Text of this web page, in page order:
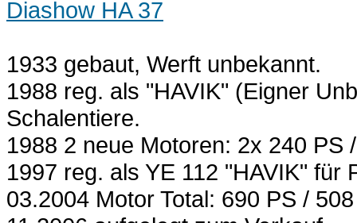
Diashow HA 37
1933 gebaut, Werft unbekannt.
1988 reg. als "HAVIK" (Eigner
Schalentiere.
1988 2 neue Motoren: 2x 240 PS
1997 reg. als YE 112 "HAVIK" für
03.2004 Motor Total: 690 PS /